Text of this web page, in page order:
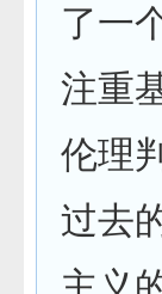
了一
注重
伦理
过去
主义